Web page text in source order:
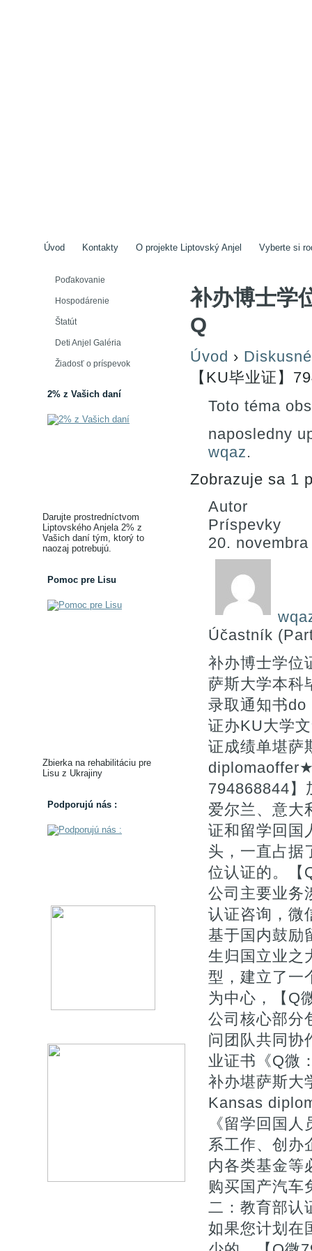
Úvod Kontakty O projekte Liptovský Anjel Vyberte si
Poďakovanie
Hospodárenie
Štatút
Deti Anjel Galéria
Žiadosť o príspevok
2% z Vašich daní
Darujte prostredníctvom
Liptovského Anjela 2% z
Vašich daní tým, ktorý to
naozaj potrebujú.
Pomoc pre Lisu
Zbierka na rehabilitáciu pre
Lisu z Ukrajiny
Podporujú nás :
补办博士学
Q
Úvod ›
【KU毕业证】
Toto téma
naposledny
wqaz.
Zobrazuje sa 1
Autor
Príspevky
20.
Účastník
补办博士学位
萨斯大学本科
录取通知书
证办KU大学
证成绩单堪萨
794868844】
爱尔兰、意大
证和留学回国
头，一直占据
位认证的。【
公司主要业务
认证咨询，微
基于国内鼓励
生归国立业之
型，建立了一
为中心，【Q
公司核心部分
问团队共同协
业证书《Q微
补办堪萨斯大
Kansas
《留学回国
系工作、创办
内各类基金等
购买国产汽车
二：教育部认
如果您计划在